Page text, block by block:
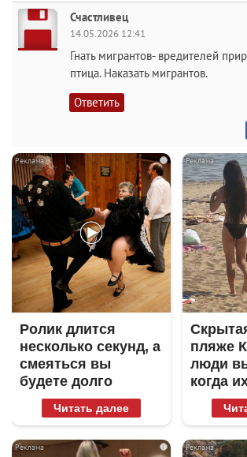
Счастливец
14.05.2026 12:41
Гнать мигрантов- вредителей
птица. Наказать мигрантов.
Ответить
i
Ролик длится
несколько секунд, а
смеяться вы
будете долго
Читать далее
пляже
люди
когда
i